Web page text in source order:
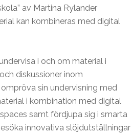
av Martina Rylander
kan kombineras med digital
i och om material i
diskussioner inom
sin undervisning med
i kombination med digital
samt fördjupa sig i smarta
innovativa slöjdutställningar